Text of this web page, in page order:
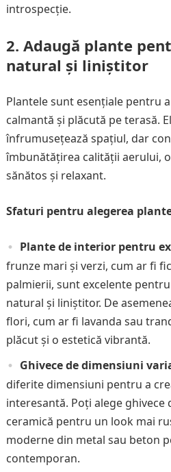
introspecție.
2. Adaugă plante
natural și liniștitor
Plantele sunt esențiale pentru
calmantă și plăcută pe terasă.
înfrumusețează spațiul, dar
îmbunătățirea calității aerului,
sănătos și relaxant.
Sfaturi pentru alegerea
Plante de interior pentru
frunze mari și verzi, cum ar fi
palmierii, sunt excelente
natural și liniștitor. De
flori, cum ar fi lavanda sau
plăcut și o estetică vibrantă.
Ghivece de dimensiuni
diferite dimensiuni pentru a
interesantă. Poți alege ghivece
ceramică pentru un look mai
moderne din metal sau beton
contemporan.